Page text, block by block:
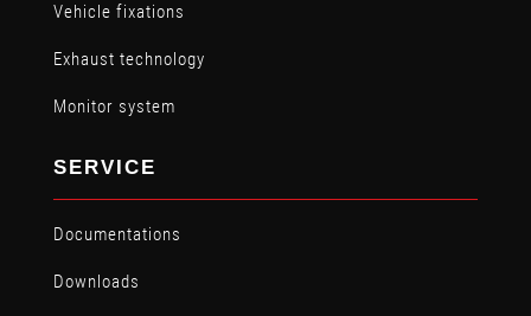
Vehicle fixations
Exhaust technology
Monitor system
SERVICE
Documentations
Downloads